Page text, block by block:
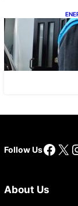
Follow Us X
About Us